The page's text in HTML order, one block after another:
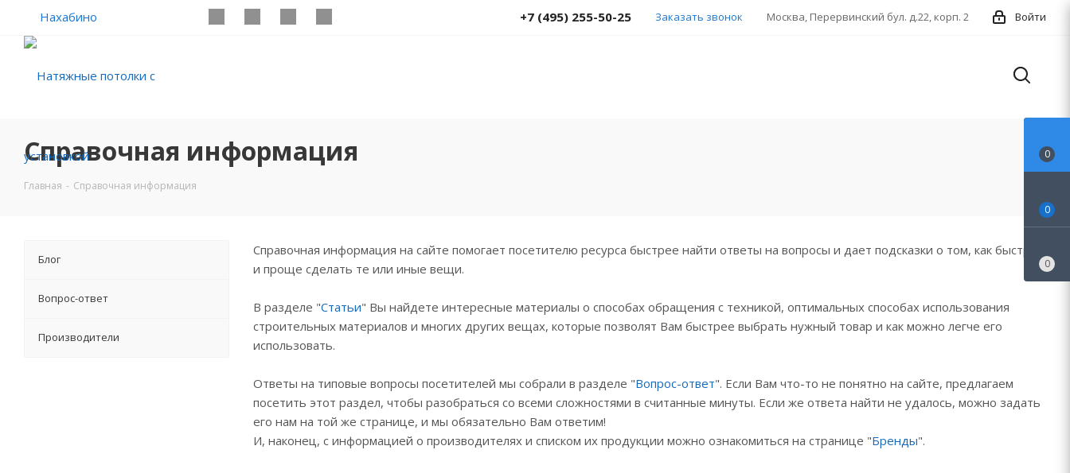
Нахабино Войти
Москва, Перервинский бул. д.22, корп. 2
+7 (495) 255-50-25 Заказать звонок
Справочная информация
Главная - Справочная информация
Справочная информация на сайте помогает посетителю ресурса быстрее найти ответы на вопросы и дает подсказки о том, как быстрее
и проще сделать те или иные вещи.
В разделе "Статьи" Вы найдете интересные материалы о способах обращения с техникой, оптимальных способах использования
строительных материалов и многих других вещах, которые позволят Вам быстрее выбрать нужный товар и как можно легче его
использовать.
Ответы на типовые вопросы посетителей мы собрали в разделе "Вопрос-ответ". Если Вам что-то не понятно на сайте, предлагаем
посетить этот раздел, чтобы разобраться со всеми сложностями в считанные минуты. Если же ответа найти не удалось, можно задать
его нам на той же странице, и мы обязательно Вам ответим!
И, наконец, с информацией о производителях и списком их продукции можно ознакомиться на странице "Бренды".
Блог
Вопрос-ответ
Производители
0
0
0